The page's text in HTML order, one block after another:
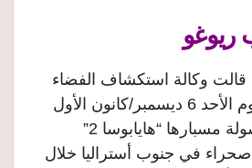
ريوغو
وكالة استكشاف الفضاء
اليابانية “جاكسا” يوم الأحد 6 ديسمبر/كانون الأول
بأنها استعادت كبسولة مسبارها “هايابوسا 2”
صحراء في جنوب أستراليا خلال